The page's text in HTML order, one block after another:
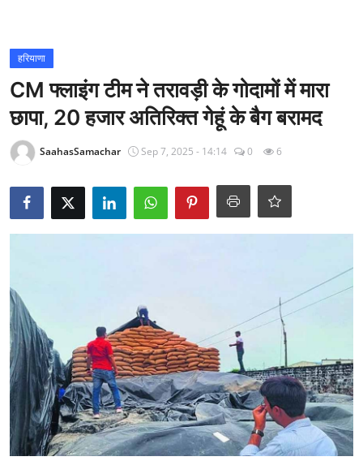
राज्य
अंतराष्ट्रीय
राजनीति
Epaper
लाइफस्टाइल
टेक
हरियाणा
CM फ्लाइंग टीम ने तरावड़ी के गोदामों में मारा
छापा, 20 हजार अतिरिक्त गेहूं के बैग बरामद
SaahasSamachar Sep 7, 2025 - 14:14 0 6